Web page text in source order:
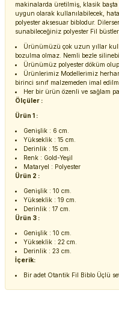
makinalarda üretilmiş, klasik
uygun olarak kullanılabilecek,
polyester aksesuar biblodur.
sunabileceğiniz polyester Fil
Ürünümüzü çok uzun yıllar
bozulma olmaz. Nemli bezle
Ürünümüz polyester döküm
Ürünlerimiz Modellerimiz
birinci sınıf malzemeden imal
Her bir ürün özenli ve sağlam
Ölçüler :
Ürün 1 :
Genişlik : 6 cm.
Yükseklik : 15 cm.
Derinlik : 15 cm.
Renk : Gold-Yeşil
Mataryel : Polyester
Ürün 2 :
Genişlik : 10 cm.
Yükseklik : 19 cm.
Derinlik : 17 cm.
Ürün 3 :
Genişlik : 10 cm.
Yükseklik : 22 cm.
Derinlik : 23 cm.
İçerik:
Bir adet Otantik Fil Biblo Üçlü